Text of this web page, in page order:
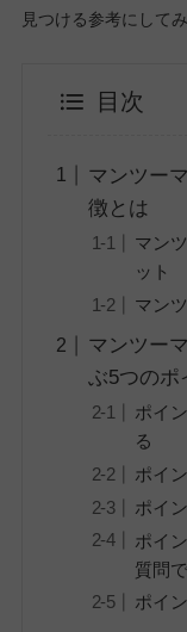
見つける参考にして
目次
マンツー
徴とは
マン
ット
マン
マンツー
ぶ5つのポ
ポイ
る
ポイ
ポイ
ポイ
質問
ポイ